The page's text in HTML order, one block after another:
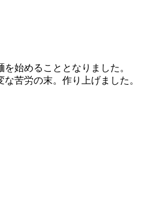
始めることとなりました。
苦労の末。作り上げました。